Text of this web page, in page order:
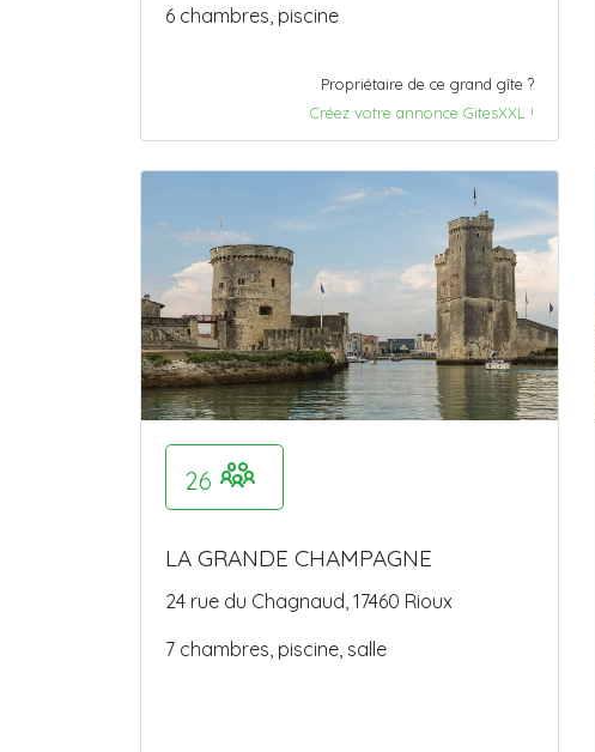
6 chambres, piscine
Propriétaire de ce grand gîte ?
Créez votre annonce GitesXXL !
26
LA GRANDE CHAMPAGNE
24 rue du Chagnaud, 17460 Rioux
7 chambres, piscine, salle